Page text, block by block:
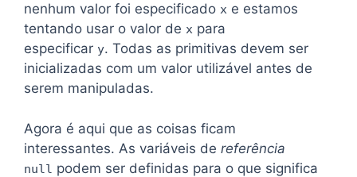
nenhum valor foi especificado x e estamos
tentando usar o valor de x para
especificar y. Todas as primitivas devem ser
inicializadas com um valor utilizável antes de
serem manipuladas.
Agora é aqui que as coisas ficam
interessantes. As variáveis ​​de referência
null podem ser definidas para o que significa